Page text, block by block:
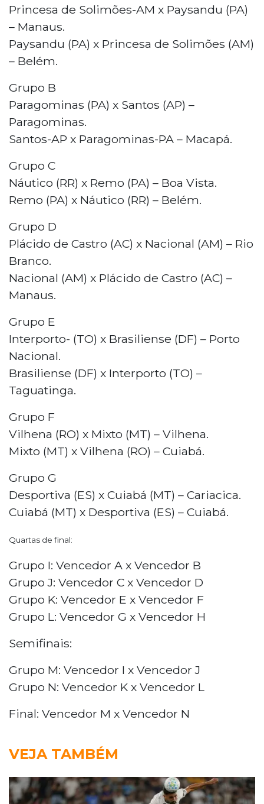
Princesa de Solimões-AM x Paysandu (PA)
– Manaus.
Paysandu (PA) x Princesa de Solimões (AM)
– Belém.
Grupo B
Paragominas (PA) x Santos (AP) –
Paragominas.
Santos-AP x Paragominas-PA – Macapá.
Grupo C
Náutico (RR) x Remo (PA) – Boa Vista.
Remo (PA) x Náutico (RR) – Belém.
Grupo D
Plácido de Castro (AC) x Nacional (AM) – Rio
Branco.
Nacional (AM) x Plácido de Castro (AC) –
Manaus.
Grupo E
Interporto- (TO) x Brasiliense (DF) – Porto
Nacional.
Brasiliense (DF) x Interporto (TO) –
Taguatinga.
Grupo F
Vilhena (RO) x Mixto (MT) – Vilhena.
Mixto (MT) x Vilhena (RO) – Cuiabá.
Grupo G
Desportiva (ES) x Cuiabá (MT) – Cariacica.
Cuiabá (MT) x Desportiva (ES) – Cuiabá.
Quartas de final:
Grupo I: Vencedor A x Vencedor B
Grupo J: Vencedor C x Vencedor D
Grupo K: Vencedor E x Vencedor F
Grupo L: Vencedor G x Vencedor H
Semifinais:
Grupo M: Vencedor I x Vencedor J
Grupo N: Vencedor K x Vencedor L
Final: Vencedor M x Vencedor N
VEJA TAMBÉM